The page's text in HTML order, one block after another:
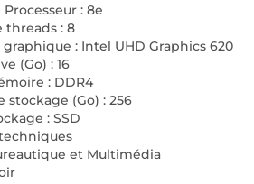
: 8e
threads : 8
graphique : Intel UHD Graphics 620
(Go) : 16
: DDR4
stockage (Go) : 256
: SSD
et Multimédia